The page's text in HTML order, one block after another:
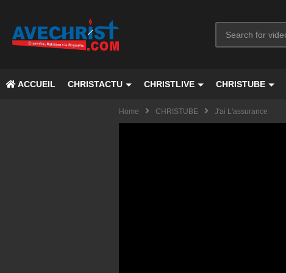
ACCUEIL CHRISTACTU CHRISTLIVE CHRISTUBE
Home CHRISTUBE J'ai L'assurance